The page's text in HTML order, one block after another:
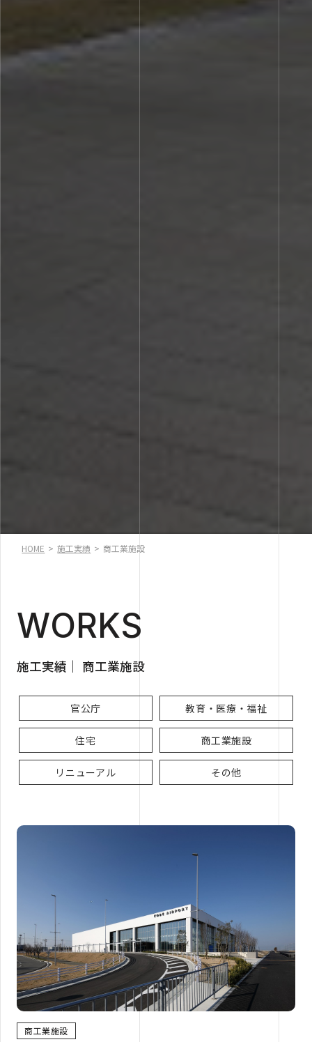
HOME > 施工実績 > 商工業施設
WORKS
施工実績｜ 商工業施設
官公庁 教育・医療・福祉
住宅 商工業施設
リニューアル その他
商工業施設